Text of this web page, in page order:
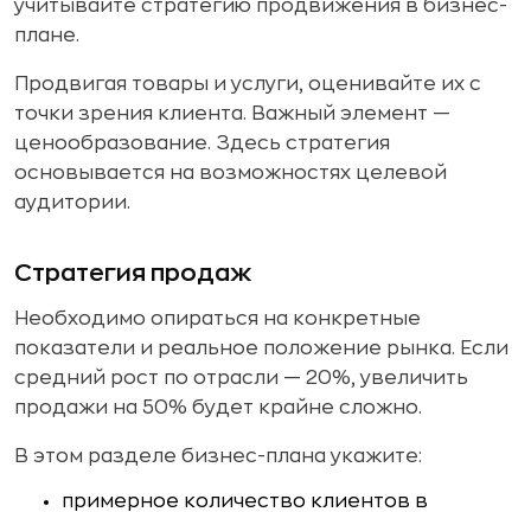
учитывайте стратегию продвижения в бизнес-
плане.
Продвигая товары и услуги, оценивайте их с
точки зрения клиента. Важный элемент —
ценообразование. Здесь стратегия
основывается на возможностях целевой
аудитории.
Стратегия продаж
Необходимо опираться на конкретные
показатели и реальное положение рынка. Если
средний рост по отрасли — 20%, увеличить
продажи на 50% будет крайне сложно.
В этом разделе бизнес-плана укажите:
примерное количество клиентов в